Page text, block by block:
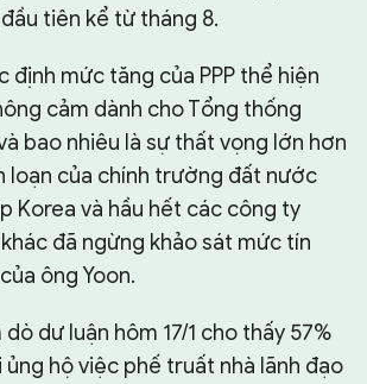
tiên kể từ tháng 8.
định mức tăng của PPP thể hiện
cảm dành cho Tổng thống
bao nhiêu là sự thất vọng lớn hơn
loạn của chính trường đất nước
Korea và hầu hết các công ty
đã ngừng khảo sát mức tín
ông Yoon.
dư luận hôm 17/1 cho thấy 57%
hộ việc phế truất nhà lãnh đạo